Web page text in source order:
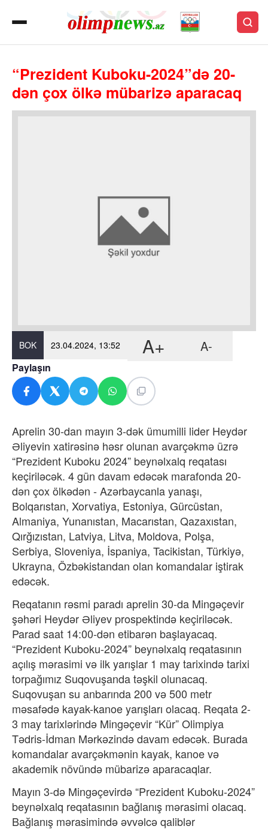
“Prezident Kuboku-2024”də 20-
dən çox ölkə mübarizə aparacaq
BOK 23.04.2024, 13:52 A+ A-
Paylaşın
Aprelin 30-dan mayın 3-dək ümumilli lider Heydər
Əliyevin xatirəsinə həsr olunan avarçəkmə üzrə
“Prezident Kuboku 2024” beynəlxalq reqatası
keçiriləcək. 4 gün davam edəcək marafonda 20-
dən çox ölkədən - Azərbaycanla yanaşı,
Bolqarıstan, Xorvatiya, Estoniya, Gürcüstan,
Almaniya, Yunanıstan, Macarıstan, Qazaxıstan,
Qırğızıstan, Latviya, Litva, Moldova, Polşa,
Serbiya, Sloveniya, İspaniya, Tacikistan, Türkiyə,
Ukrayna, Özbəkistandan olan komandalar iştirak
edəcək.
Reqatanın rəsmi paradı aprelin 30-da Mingəçevir
şəhəri Heydər Əliyev prospektində keçiriləcək.
Parad saat 14:00-dən etibarən başlayacaq.
“Prezident Kuboku-2024” beynəlxalq reqatasının
açılış mərasimi və ilk yarışlar 1 may tarixində tarixi
torpağımız Suqovuşanda təşkil olunacaq.
Suqovuşan su anbarında 200 və 500 metr
məsafədə kayak-kanoe yarışları olacaq. Reqata 2-
3 may tarixlərində Mingəçevir “Kür” Olimpiya
Tədris-İdman Mərkəzində davam edəcək. Burada
komandalar avarçəkmənin kayak, kanoe və
akademik növündə mübarizə aparacaqlar.
Mayın 3-də Mingəçevirdə “Prezident Kuboku-2024”
beynəlxalq reqatasının bağlanış mərasimi olacaq.
Bağlanış mərasimində əvvəlcə qaliblər